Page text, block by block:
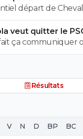
départ de
encore filer sa
sur un très bon
veut quitter le
ça communiquer
qui a suivis
refaire la même
Résultats
V N D BP BC